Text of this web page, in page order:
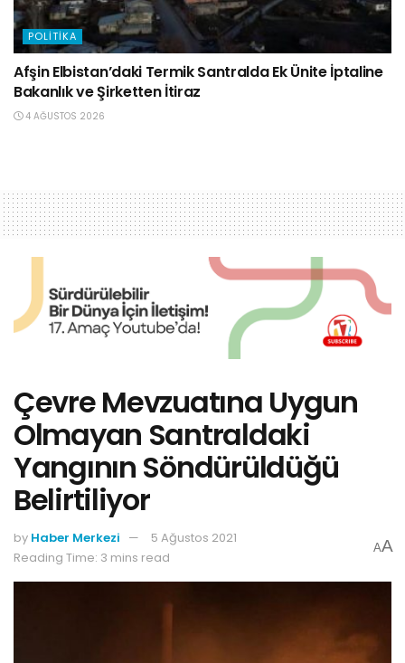
POLITIKA
Afşin Elbistan’daki Termik Santralda Ek Ünite İptaline
Bakanlık ve Şirketten İtiraz
4 AĞUSTOS 2026
Çevre Mevzuatına Uygun
Olmayan Santraldaki
Yangının Söndürüldüğü
Belirtiliyor
by Haber Merkezi
5 Ağustos 2021
Reading Time: 3 mins read
AA